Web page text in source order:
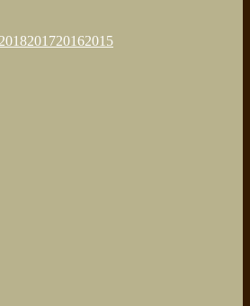
2018201720162015